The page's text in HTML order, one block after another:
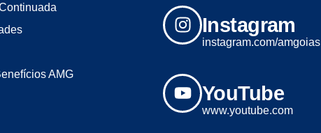
AMG
Instagram
instagram.com/amgoias
YouTube
www.youtube.com